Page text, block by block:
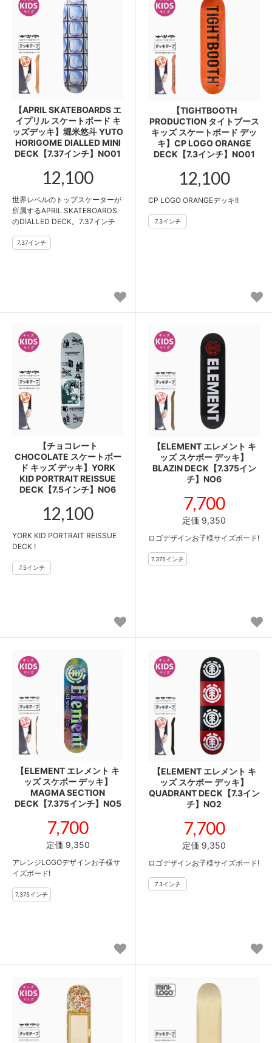
【APRIL SKATEBOARDS エ
イプリル スケートボード キ
ッズデッキ】堀米悠斗 YUTO
HORIGOME DIALLED MINI
DECK【7.37インチ】NO01
12,100
世界レベルのトップスケーターが
所属するAPRIL SKATEBOARDS
のDIALLED DECK。7.37インチ
【TIGHTBOOTH
PRODUCTION タイトブース
キッズ スケートボード デッ
キ】CP LOGO ORANGE
DECK【7.3インチ】NO01
12,100
CP LOGO ORANGEデッキ!!
【チョコレート
CHOCOLATE スケートボー
ド キッズ デッキ】YORK
KID PORTRAIT REISSUE
DECK【7.5インチ】NO6
12,100
YORK KID PORTRAIT REISSUE
DECK !
【ELEMENT エレメント キ
ッズ スケボー デッキ】
BLAZIN DECK【7.375イン
チ】NO6
7,700
定価 9,350
ロゴデザインお子様サイズボード!
【ELEMENT エレメント キ
ッズ スケボー デッキ】
MAGMA SECTION
DECK【7.375インチ】NO5
7,700
定価 9,350
アレンジLOGOデザインお子様サ
イズボード!
【ELEMENT エレメント キ
ッズ スケボー デッキ】
QUADRANT DECK【7.3イン
チ】NO2
7,700
定価 9,350
ロゴデザインお子様サイズボード!